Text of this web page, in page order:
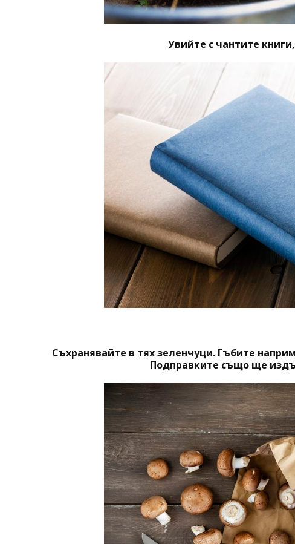
Увийте с чантите
Съхранявайте в тях зеленчуци. Гъбите
Подправките също ще